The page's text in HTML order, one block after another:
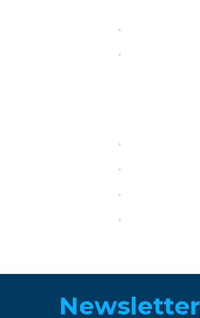
Newsletter